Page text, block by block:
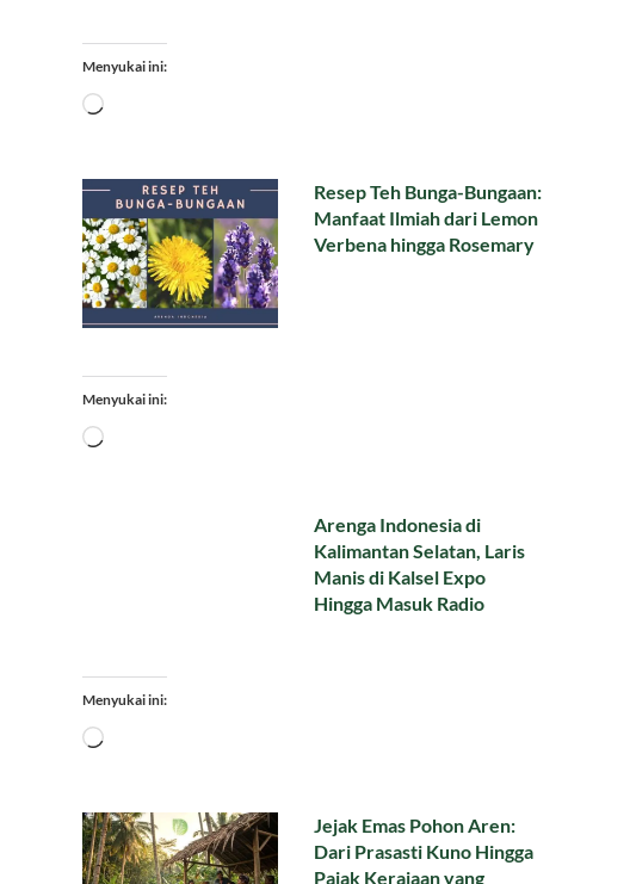
Menyukai ini:
Memuat...
Resep Teh Bunga-Bungaan:
Manfaat Ilmiah dari Lemon
Verbena hingga Rosemary
Menyukai ini:
Memuat...
Arenga Indonesia di
Kalimantan Selatan, Laris
Manis di Kalsel Expo
Hingga Masuk Radio
Menyukai ini:
Memuat...
Jejak Emas Pohon Aren:
Dari Prasasti Kuno Hingga
Pajak Kerajaan yang